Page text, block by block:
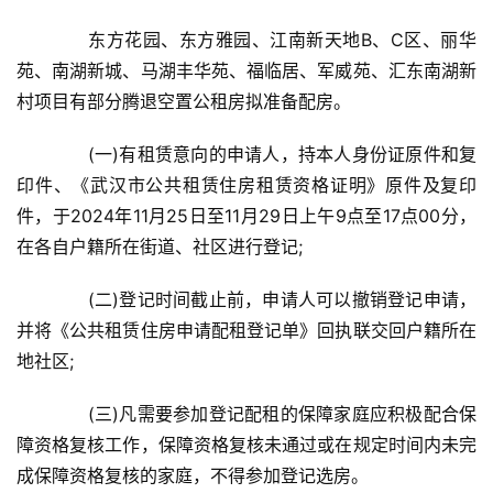
东方花园、东方雅园、江南新天地B、C区、丽华
苑、南湖新城、马湖丰华苑、福临居、军威苑、汇东南湖新
村项目有部分腾退空置公租房拟准备配房。
(一)有租赁意向的申请人，持本人身份证原件和复
印件、《武汉市公共租赁住房租赁资格证明》原件及复印
件，于2024年11月25日至11月29日上午9点至17点00分，
在各自户籍所在街道、社区进行登记;
(二)登记时间截止前，申请人可以撤销登记申请，
并将《公共租赁住房申请配租登记单》回执联交回户籍所在
地社区;
(三)凡需要参加登记配租的保障家庭应积极配合保
障资格复核工作，保障资格复核未通过或在规定时间内未完
成保障资格复核的家庭，不得参加登记选房。